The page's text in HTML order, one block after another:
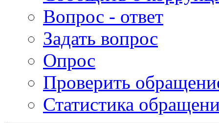
Вопрос - ответ
Задать вопрос
Опрос
Проверить
Статистика